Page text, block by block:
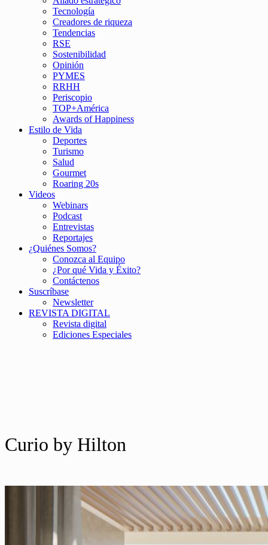
Tecnología
Creadores de riqueza
Tendencias
RSE
Sostenibilidad
Opinión
PYMES
RRHH
Periscopio
TOP+América
Awards of Happiness
Estilo de Vida
Deportes
Turismo
Salud
Gourmet
Roaring 20s
Videos
Webinars
Podcast
Entrevistas
Reportajes
¿Quiénes Somos?
Conozca al Equipo
¿Por qué Vida y Éxito?
Contáctenos
Suscríbase
Newsletter
REVISTA DIGITAL
Revista digital
Ediciones Especiales
Curio by Hilton